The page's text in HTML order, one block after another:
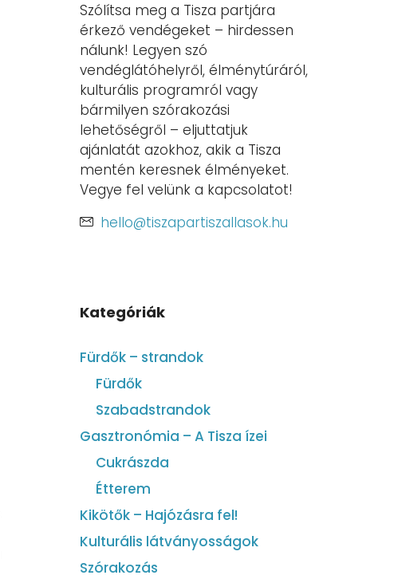
Szólítsa meg a Tisza partjára
érkező vendégeket – hirdessen
nálunk! Legyen szó
vendéglátóhelyről, élménytúráról,
kulturális programról vagy
bármilyen szórakozási
lehetőségről – eljuttatjuk
ajánlatát azokhoz, akik a Tisza
mentén keresnek élményeket.
Vegye fel velünk a kapcsolatot!
hello@tiszapartiszallasok.hu
Kategóriák
Fürdők – strandok
Fürdők
Szabadstrandok
Gasztronómia – A Tisza ízei
Cukrászda
Étterem
Kikötők – Hajózásra fel!
Kulturális látványosságok
Szórakozás